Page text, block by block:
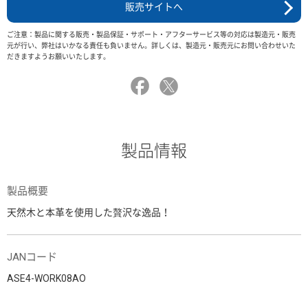
販売サイトへ
ご注意：製品に関する販売・製品保証・サポート・アフターサービス等の対応は製造元・販売
元が行い、弊社はいかなる責任も負いません。詳しくは、製造元・販売元にお問い合わせいた
だきますようお願いいたします。
製品情報
製品概要
天然木と本革を使用した贅沢な逸品！
JANコード
ASE4-WORK08AO